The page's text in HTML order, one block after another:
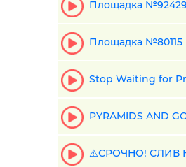
Площадка №92429
Площадка №80115
Stop Waiting for
PYRAMIDS AND
⚠️СРОЧНО! СЛИВ